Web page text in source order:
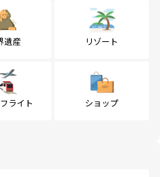
遺産 リゾート
ライト ショップ